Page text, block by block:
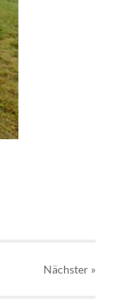
Nächster »